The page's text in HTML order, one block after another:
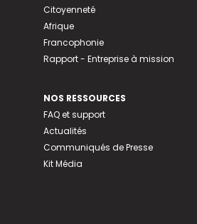
Citoyenneté
Afrique
Francophonie
Rapport - Entreprise à mission
NOS RESSOURCES
FAQ et support
Actualités
Communiqués de Presse
Kit Média